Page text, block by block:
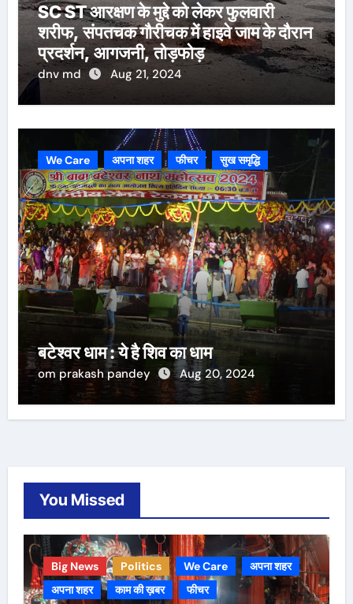
SC ST आरक्षण के मुद्दे को लेकर फुलवारी
शरीफ, संपतचक गौरीचक में हाइवे जाम के दौरान
प्रदर्शन, आगजनी, तोड़फोड़
dnv md Aug 21, 2024
We Care अपना शहर फीचर सुख समृद्धि
बटेश्वर धाम : ये है शिव का धाम
om prakash pandey Aug 20, 2024
You Missed
Big News Politics We Care
अपना शहर
अपना शहर
काम की ख़बर फीचर